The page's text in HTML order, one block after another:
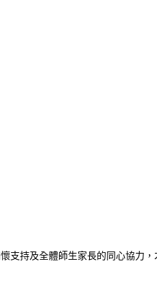
支持及全體師生家長的同心協力